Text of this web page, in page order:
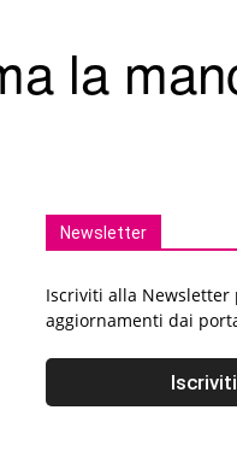
la
Newsletter
Iscriviti alla Newsletter
aggiornamenti dai